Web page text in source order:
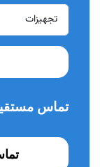
تماس